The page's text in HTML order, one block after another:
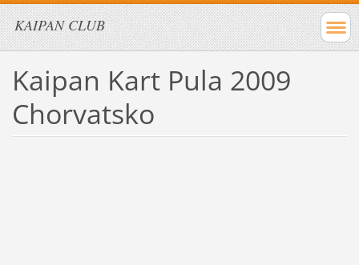
KAIPAN CLUB
Kaipan Kart Pula 2009
Chorvatsko